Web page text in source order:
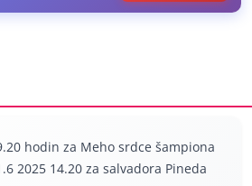
hodin za Meho srdce šampiona
2025 14.20 za salvadora Pineda